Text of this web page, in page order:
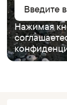
Нажимая